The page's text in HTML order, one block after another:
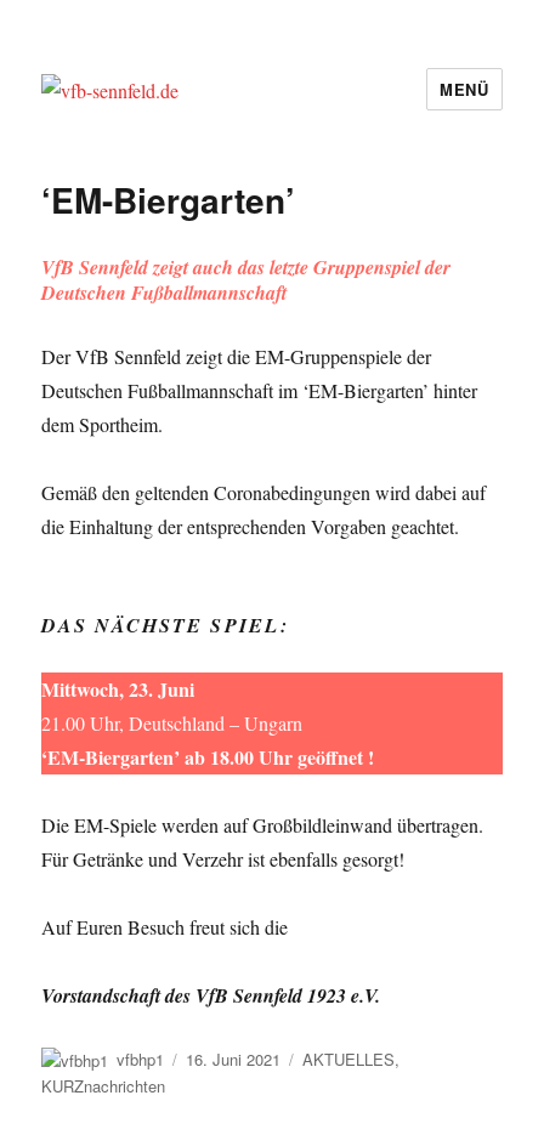
MENÜ
‘EM-Biergarten’
VfB Sennfeld zeigt auch das letzte Gruppenspiel der
Deutschen Fußballmannschaft
Der VfB Sennfeld zeigt die EM-Gruppenspiele der
Deutschen Fußballmannschaft im ‘EM-Biergarten’ hinter
dem Sportheim.
Gemäß den geltenden Coronabedingungen wird dabei auf
die Einhaltung der entsprechenden Vorgaben geachtet.
DAS NÄCHSTE SPIEL:
Mittwoch, 23. Juni
21.00 Uhr, Deutschland – Ungarn
‘EM-Biergarten’ ab 18.00 Uhr geöffnet !
Die EM-Spiele werden auf Großbildleinwand übertragen.
Für Getränke und Verzehr ist ebenfalls gesorgt!
Auf Euren Besuch freut sich die
Vorstandschaft des VfB Sennfeld 1923 e.V.
Autor
vfbhp1
Veröffentlicht
16. Juni 2021 Kategorien
AKTUELLES,
KURZnachrichten